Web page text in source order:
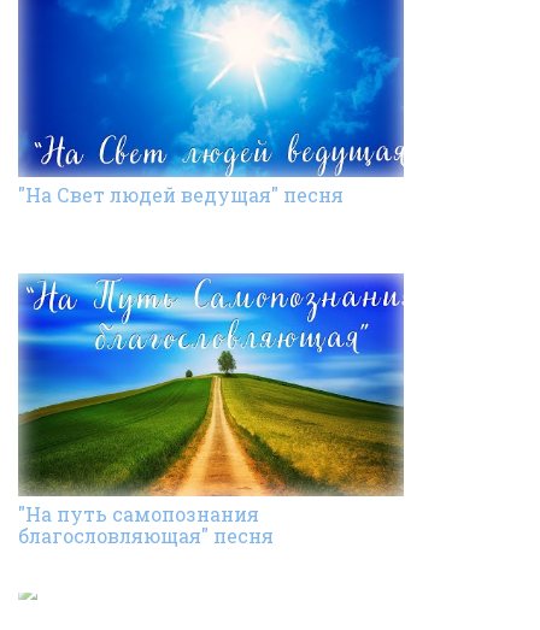
"На Свет людей ведущая" песня
"На путь самопознания
благословляющая" песня